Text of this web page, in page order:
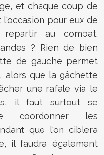
et chaque coup de
pour eux de
repartir au combat.
? Rien de bien
de gauche permet
alors que la gâchette
une rafale via le
il faut surtout se
coordonner les
que l'on ciblera
il faudra également